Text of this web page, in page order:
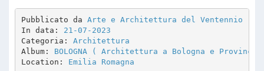
Pubblicato da Arte e Architettura del Ventennio
In data: 21-07-2023
Categoria: Architettura
Album: BOLOGNA ( Architettura a Bologna e
Location: Emilia Romagna